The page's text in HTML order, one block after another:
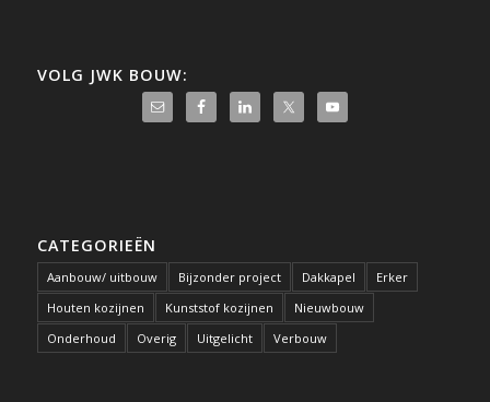
VOLG JWK BOUW:
CATEGORIEËN
Aanbouw/ uitbouw Bijzonder project Dakkapel
Erker
Houten kozijnen
Kunststof kozijnen
Nieuwbouw
Onderhoud
Overig Uitgelicht Verbouw